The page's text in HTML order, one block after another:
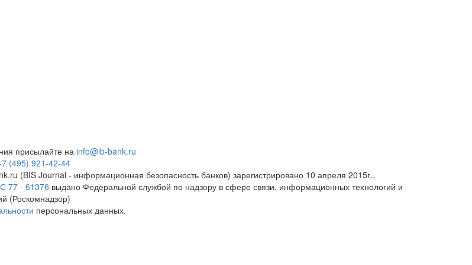
присылайте наinfo@ib-bank.ru
(495) 921-42-44
(BIS Journal - информационная безопасность банков) зарегистрировано 10 апреля 2015г.,
77 - 61376 выдано Федеральной службой по надзору в сфере связи, информационных технологий и
(Роскомнадзор)
персональных данных.